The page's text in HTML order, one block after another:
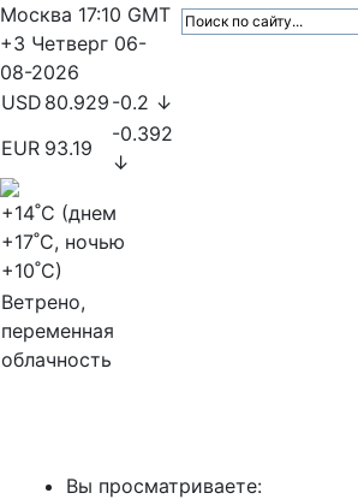
Москва 17:10 GMT
+3 Четверг 06-
08-2026
USD 80.929 -0.2 ↓
EUR 93.19
-0.392
↓
+14˚C (днем
+17˚C, ночью
+10˚C)
Ветрено,
переменная
облачность
Вы просматриваете: